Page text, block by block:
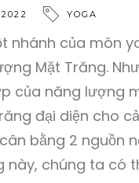
2022 YOGA
nhánh của môn
Mặt Trăng.
của năng lượng
đại diện cho
bằng 2 nguồn
này, chúng ta có